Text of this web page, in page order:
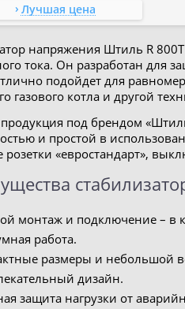
Лучшая цена
напряжения Штиль R
тока. Он разработан для
подойдет для
газового котла и другой
под брендом
и простой в
розетки «евростандарт»,
монтаж и подключение – в
работа.
размеры и небольшой
дизайн.
защита нагрузки от